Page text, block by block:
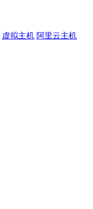
虚拟主机 阿里云主机